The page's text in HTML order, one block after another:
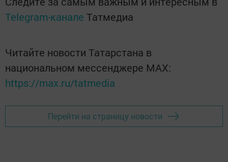
Telegram-канале Татмедиа
Читайте новости Татарстана в
национальном мессенджере MАХ:
https://max.ru/tatmedia
Перейти на страницу новости